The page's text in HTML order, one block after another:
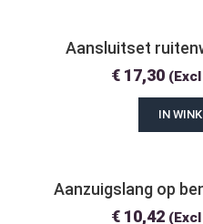
Aansluitset
€17,30
IN
Aanzuigslang op
€10,42